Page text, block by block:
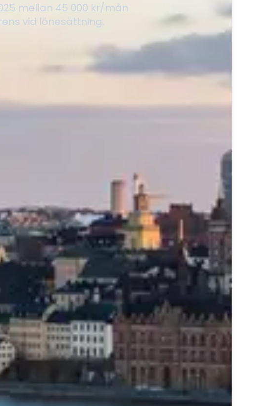
mellan 45 000 kr/mån
vid lönesättning.